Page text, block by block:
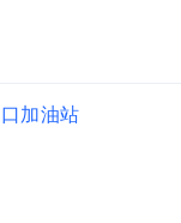
加油站